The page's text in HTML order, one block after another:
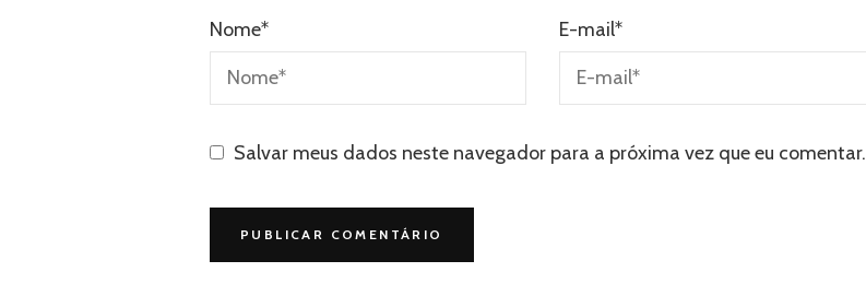
Nome* E-mail*
Salvar meus dados neste navegador para a próxima vez que eu comentar.